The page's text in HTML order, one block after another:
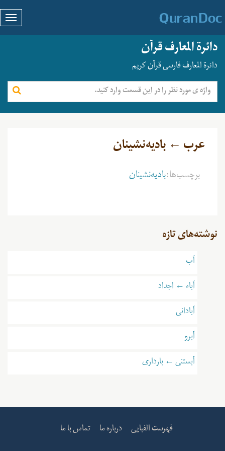
دائرة المعارف قرآن
دائرة المعارف فارسی قرآن کریم
عرب ← بادیه‌نشینان
برچسب‌ها:بادیه‌نشینان
نوشته‌های تازه
آب
آباء ← اجداد
آبادانی
آبرو
آبستنی ← بارداری
فهرست الفبایی درباره ما تماس با ما